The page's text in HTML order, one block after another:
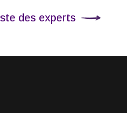
des experts